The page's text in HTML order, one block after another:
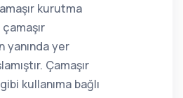
kurutma
yanında yer
Çamaşır
kullanıma bağlı